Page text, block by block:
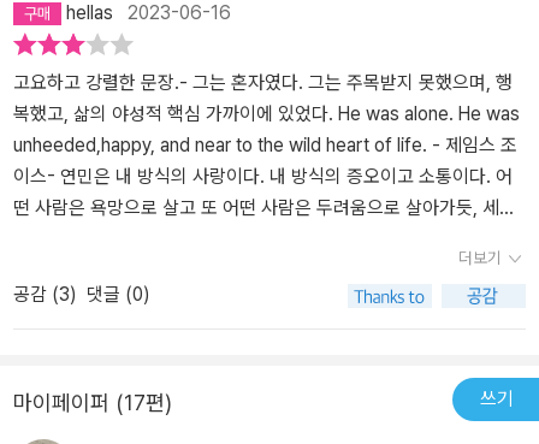
hellas 2023-06-16
고요하고 강렬한 문장.- 그는 혼자였다. 그는 주목받지 못했으며, 행
복했고, 삶의 야성적 핵심 가까이에 있었다. He was alone. He was
unheeded,happy, and near to the wild heart of life. - 제임스 조
이스- 연민은 내 방식의 사랑이다. 내 방식의 증오이고 소통이다. 어
떤 사람은 욕망으로 살고 또 어떤 사람은 두려움으로 살아가듯, 세상
에 대한 연민. - 28- 이상적인 인간이라는 건, 다른 사람들에게 더 가
치 있는 존재를 뜻하는 게 아니야. 자기 안에서 더 가치 있는 존재를
뜻하는 거지. 내 말 이해하겠니, 주아나? - 78- 세상에서 누가 제일
라도 말이야. 하지만 네 자신이 무엇을 느끼는지 모른다는 건 마음에
걸리는구나. - 81- 그동안 행복이나 불행은 늘 부질없었다. 심지어 사
더보기
공감 (3) 댓글 (0)
마이페이퍼 (17편) 쓰기